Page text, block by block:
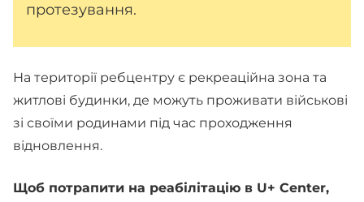
протезування.
На території ребцентру є рекреаційна зона та
житлові будинки, де можуть проживати військові
зі своїми родинами під час проходження
відновлення.
Щоб потрапити на реабілітацію в U+ Center,